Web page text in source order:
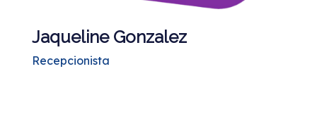
Jaqueline Gonzalez
Recepcionista